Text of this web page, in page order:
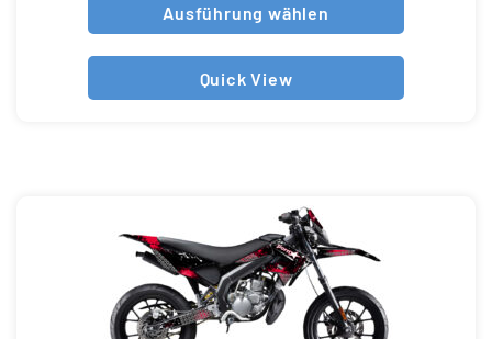
Ausführung wählen
Quick View